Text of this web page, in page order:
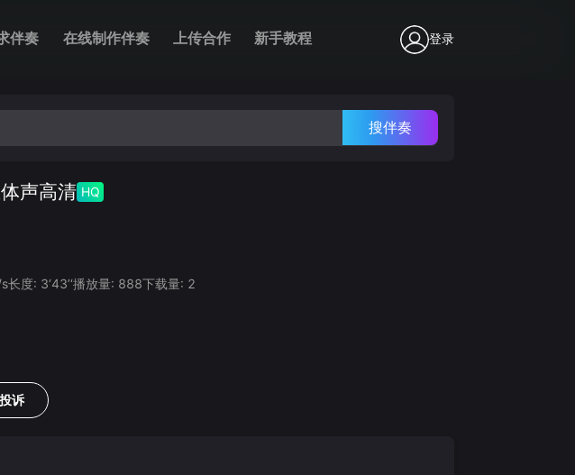
伴奏 在线制作伴奏 上传合作 新手教程 登录
搜伴奏
声高清 HQ
长度: 3‘43’‘播放量: 888下载量: 2
投诉